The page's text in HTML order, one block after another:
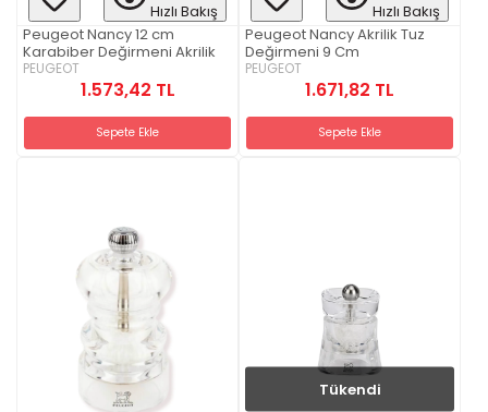
Hızlı Bakış
Peugeot Nancy 12 cm
Karabiber Değirmeni Akrilik
PEUGEOT
1.573,42 TL
Sepete Ekle
Hızlı Bakış
Peugeot Nancy Akrilik Tuz
Değirmeni 9 Cm
PEUGEOT
1.671,82 TL
Sepete Ekle
Tükendi